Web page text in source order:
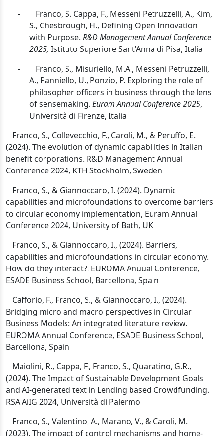
-
Franco, S. Cappa, F., Messeni Petruzzelli, A., Kim,
S., Chesbrough, H., Defining Open Innovation
with Purpose. R&D Management Annual Conference
2025, Istituto Superiore Sant’Anna di Pisa, Italia
-
Franco, S., Misuriello, M.A., Messeni Petruzzelli,
A., Panniello, U., Ponzio, P. Exploring the role of
philosopher officers in business through the lens
of sensemaking. Euram Annual Conference 2025,
Università di Firenze, Italia
Franco, S., Collevecchio, F., Caroli, M., & Peruffo, E.
(2024). The evolution of dynamic capabilities in Italian
benefit corporations. R&D Management Annual
Conference 2024, KTH Stockholm, Sweden
Franco, S., & Giannoccaro, I. (2024). Dynamic
capabilities and microfoundations to overcome barriers
to circular economy implementation, Euram Annual
Conference 2024, University of Bath, UK
Franco, S., & Giannoccaro, I., (2024). Barriers,
capabilities and microfoundations in circular economy.
How do they interact?. EUROMA Anuual Conference,
ESADE Business School, Barcellona, Spain
Cafforio, F., Franco, S., & Giannoccaro, I., (2024).
Bridging micro and macro perspectives in Circular
Business Models: An integrated literature review.
EUROMA Annual Conference, ESADE Business School,
Barcellona, Spain
Maiolini, R., Cappa, F., Franco, S., Quaratino, G.R.,
(2024). The Impact of Sustainable Development Goals
and AI-generated text in Lending based Crowdfunding.
RSA AiIG 2024, Università di Palermo
Franco, S., Valentino, A., Marano, V., & Caroli, M.
(2023). The impact of control mechanisms and home-